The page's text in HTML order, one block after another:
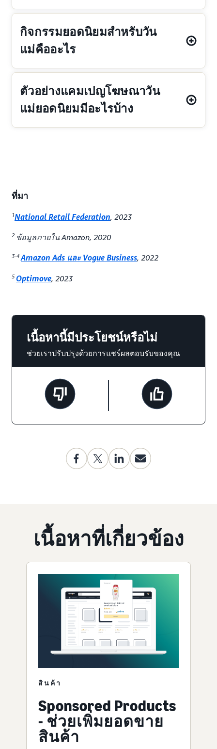
กิจกรรมยอดนิยมสำหรับวัน
แม่คืออะไร
ตัวอย่างแคมเปญโฆษณาวัน
แม่ยอดนิยมมีอะไรบ้าง
ที่มา
1National Retail Federation, 2023
2 ข้อมูลภายใน Amazon, 2020
3-4 Amazon Ads และ Vogue Business, 2022
5Optimove, 2023
เนื้อหานี้มีประโยชน์หรือไม่
ช่วยเราปรับปรุงด้วยการแชร์ผลตอบรับของคุณ
เนื้อหาที่เกี่ยวข้อง
สินค้า
Sponsored Products
- ช่วยเพิ่มยอดขาย
สินค้า